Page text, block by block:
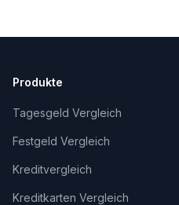
Produkte
Tagesgeld Vergleich
Festgeld Vergleich
Kreditvergleich
Kreditkarten Vergleich